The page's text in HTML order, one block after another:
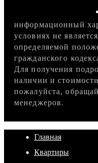
информационный
условиях не
определяемой
гражданского
Для получения
наличии и
пожалуйста,
менеджеров.
Главная
Квартиры